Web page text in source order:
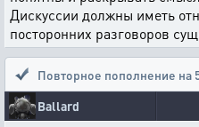
Дискуссии должны иметь
посторонних разговоров
Повторное пополнение на
Ballard